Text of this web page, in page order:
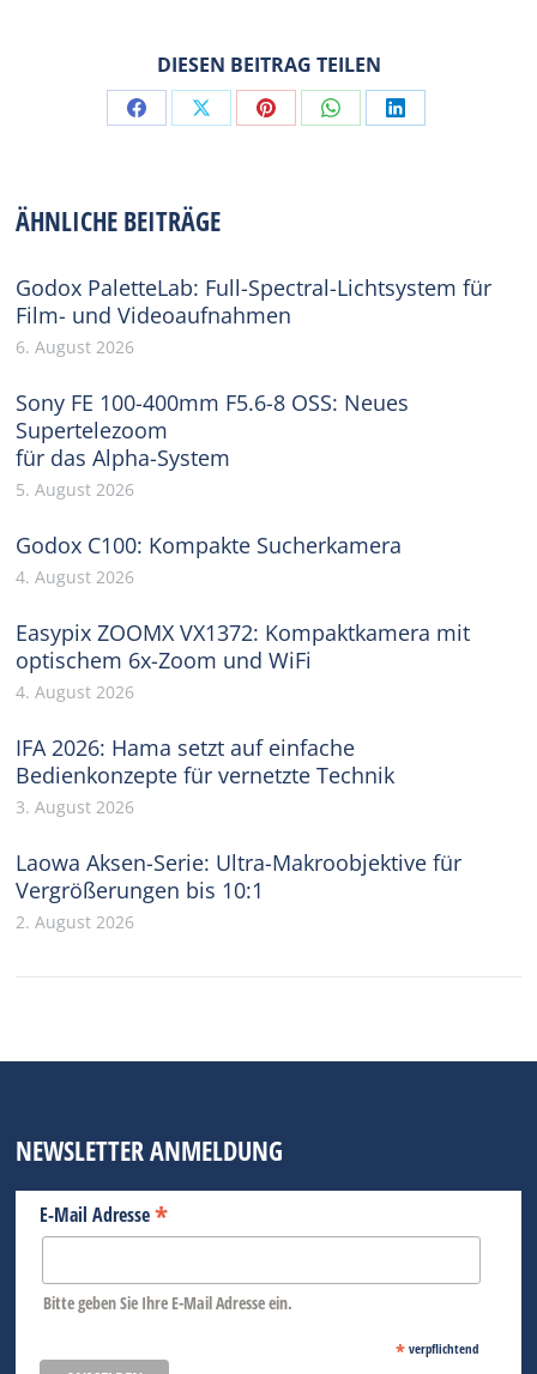
DIESEN BEITRAG TEILEN
Share Share Share Share Share
ÄHNLICHE BEITRÄGE
Godox PaletteLab: Full-Spectral-Lichtsystem für
Film- und Videoaufnahmen
6. August 2026
Sony FE 100-400mm F5.6-8 OSS: Neues
Supertelezoom
für das Alpha-System
5. August 2026
Godox C100: Kompakte Sucherkamera
4. August 2026
Easypix ZOOMX VX1372: Kompaktkamera mit
optischem 6x-Zoom und WiFi
4. August 2026
IFA 2026: Hama setzt auf einfache
Bedienkonzepte für vernetzte Technik
3. August 2026
Laowa Aksen-Serie: Ultra-Makroobjektive für
Vergrößerungen bis 10:1
2. August 2026
NEWSLETTER ANMELDUNG
E-Mail Adresse*
Bitte geben Sie Ihre E-Mail Adresse ein.
* verpflichtend